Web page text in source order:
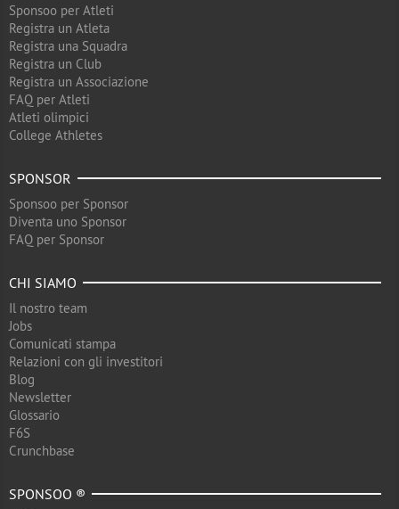
Sponsoo per Atleti
Registra un Atleta
Registra una Squadra
Registra un Club
Registra un Associazione
FAQ per Atleti
Atleti olimpici
College Athletes
SPONSOR
Sponsoo per Sponsor
Diventa uno Sponsor
FAQ per Sponsor
CHI SIAMO
Il nostro team
Jobs
Comunicati stampa
Relazioni con gli investitori
Blog
Newsletter
Glossario
F6S
Crunchbase
SPONSOO ®